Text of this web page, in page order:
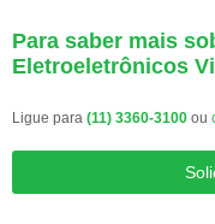
Para saber mais
Eletroeletrônicos
Ligue para (11) 3360-3100 ou